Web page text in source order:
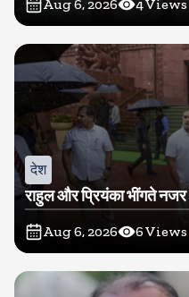
Aug 6, 2026 4Views
देश
राहुल और प्रियंका भींगते
Aug 6, 2026 6Views